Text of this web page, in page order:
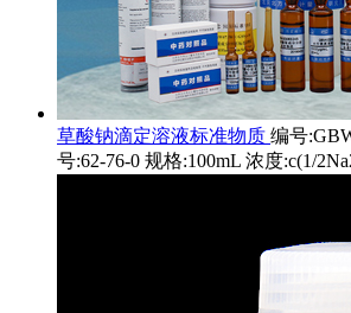
草酸钠滴定溶液标准物质 编号
号:62-76-0 规格:100mL 浓度:c(1/